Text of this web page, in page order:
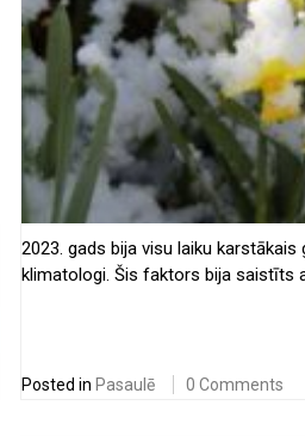
2023. gads bija visu laiku karstākais
klimatologi. Šis faktors bija saistīts
Karstumu nomainīs aukstāks laiks.
Posted in Pasaulē 0 Comments